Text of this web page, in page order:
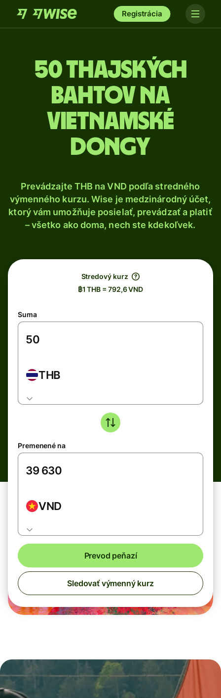
Registrácia
50 Thajských
bahtov na
vietnamské
dongy
Prevádzajte THB na VND podľa stredného
výmenného kurzu. Wise je medzinárodný účet,
ktorý vám umožňuje posielať, prevádzať a platiť
– všetko ako doma, nech ste kdekoľvek.
Stredový kurz
฿1 THB = 792,6 VND
Suma
THB
Premenené na
VND
Prevod peňazí
Sledovať výmenný kurz